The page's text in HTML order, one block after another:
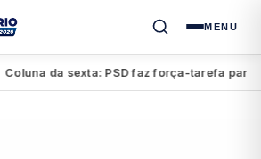
MENU
da sexta: PSD faz força-tarefa para